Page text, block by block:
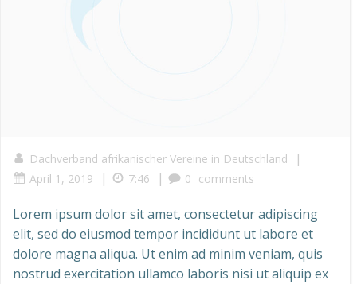
Dachverband afrikanischer Vereine in Deutschland |
April 1, 2019 | 7:46 | 0 comments
Lorem ipsum dolor sit amet, consectetur adipiscing
elit, sed do eiusmod tempor incididunt ut labore et
dolore magna aliqua. Ut enim ad minim veniam, quis
nostrud exercitation ullamco laboris nisi ut aliquip ex